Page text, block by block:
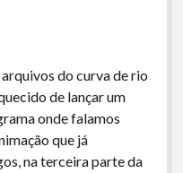
do curva de rio
de lançar um
onde falamos
que já
na terceira parte da